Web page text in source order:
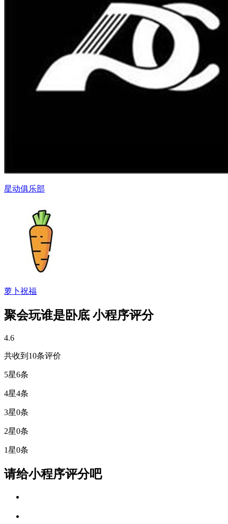
星动俱乐部
萝卜祝福
聚会玩谁是卧底 小程序评分
4.6
共收到10条评价
5星6条
4星4条
3星0条
2星0条
1星0条
请给小程序评分吧